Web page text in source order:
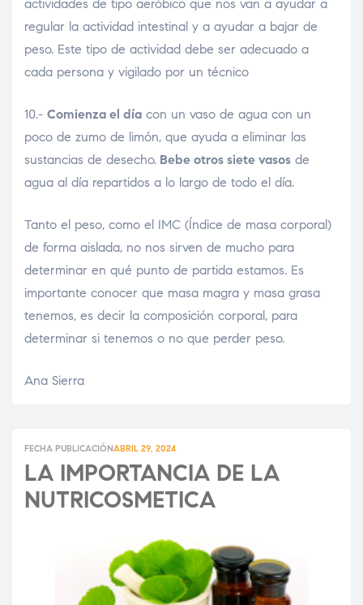
actividades de tipo aeróbico que nos van a ayudar a
regular la actividad intestinal y a ayudar a bajar de
peso. Este tipo de actividad debe ser adecuado a
cada persona y vigilado por un técnico
10.- Comienza el día con un vaso de agua con un
poco de zumo de limón, que ayuda a eliminar las
sustancias de desecho. Bebe otros siete vasos de
agua al día repartidos a lo largo de todo el día.
Tanto el peso, como el IMC (Índice de masa corporal)
de forma aislada, no nos sirven de mucho para
determinar en qué punto de partida estamos. Es
importante conocer que masa magra y masa grasa
tenemos, es decir la composición corporal, para
determinar si tenemos o no que perder peso.
Ana Sierra
FECHA PUBLICACIÓNABRIL 29, 2024
LA IMPORTANCIA DE LA
NUTRICOSMETICA